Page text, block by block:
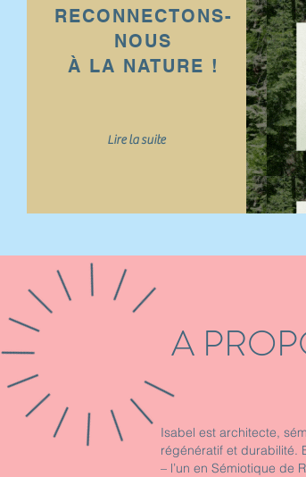
RECONNECTONS-
NOUS
À LA NATURE !
Lire la suite
A
Isabel est architecte,
régénératif et durabilité.
– l’un en Sémiotique de